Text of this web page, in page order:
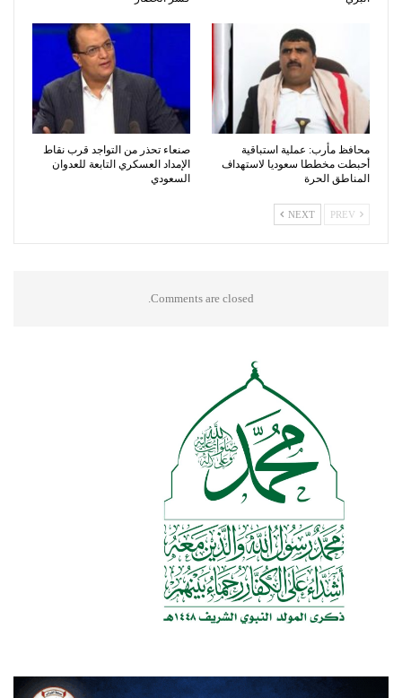
محافظ مأرب: عملية استباقية
أحبطت مخططا سعوديا لاستهداف
المناطق الحرة
صنعاء تحذر من التواجد قرب نقاط
الإمداد العسكري التابعة للعدوان
السعودي
NEXT
Comments are closed.